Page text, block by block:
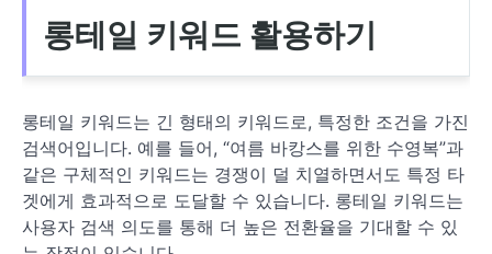
롱테일 키워드 활용하기
롱테일 키워드는 긴 형태의 키워드로, 특정한 조건을 가진
검색어입니다. 예를 들어, “여름 바캉스를 위한 수영복”과
같은 구체적인 키워드는 경쟁이 덜 치열하면서도 특정 타
겟에게 효과적으로 도달할 수 있습니다. 롱테일 키워드는
사용자 검색 의도를 통해 더 높은 전환율을 기대할 수 있